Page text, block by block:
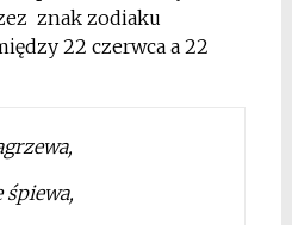
znak zodiaku
22 czerwca a 22
śpiewa,